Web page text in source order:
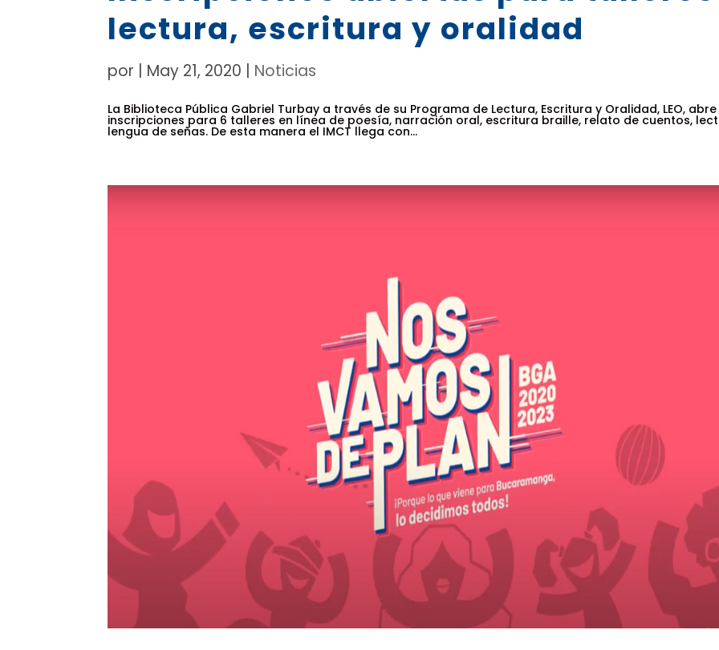
lectura, escritura y oralidad
por May 21, 2020 Noticias
La Biblioteca Pública Gabriel Turbay a través de su Programa de Lectura, Escritura y Oralidad, LEO, abre
inscripciones para 6 talleres en línea de poesía, narración oral, escritura braille, relato de cuentos,
lengua de señas. De esta manera el IMCT llega con...